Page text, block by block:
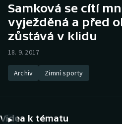
Hokej
Atletika
DALŠÍ SPORTY
Samková se cítí
vyježděná a před
zůstává v klidu
18. 9. 2017
Archiv Zimní sporty
Videa k tématu